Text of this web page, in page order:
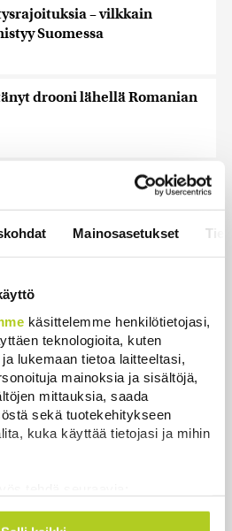
Mainosasetukset
käsittelemme henkilötietojasi,
teknologioita, kuten
lukemaan tietoa laitteeltasi,
mainoksia ja sisältöjä,
mittauksia, saada
sekä tuotekehitykseen
kuka käyttää tietojasi ja mihin
sijainnistasi,
– vilkkain
Suomessa
drooni lähellä Romanian
pimennyslaseja
edellä
osittainen
pääsee junalla
matka taitetaan kuivin suin
– Täydellinen
turisteja ja paljastaa